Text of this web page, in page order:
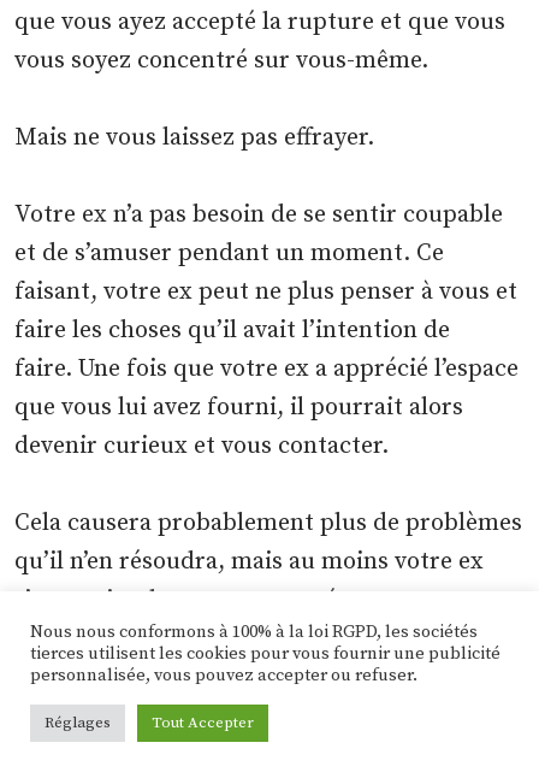
que vous ayez accepté la rupture et que vous
vous soyez concentré sur vous-même.
Mais ne vous laissez pas effrayer.
Votre ex n’a pas besoin de se sentir coupable
et de s’amuser pendant un moment. Ce
faisant, votre ex peut ne plus penser à vous et
faire les choses qu’il avait l’intention de
faire. Une fois que votre ex a apprécié l’espace
que vous lui avez fourni, il pourrait alors
devenir curieux et vous contacter.
Cela causera probablement plus de problèmes
qu’il n’en résoudra, mais au moins votre ex
s’en sortira de son propre gré.
N’oubliez jamais que votre ex ne se sentira pas
soulagé et n’agira pas toujours avec
Nous nous conformons à 100% à la loi RGPD, les sociétés
tierces utilisent les cookies pour vous fournir une publicité
personnalisée, vous pouvez accepter ou refuser.
Réglages Tout Accepter